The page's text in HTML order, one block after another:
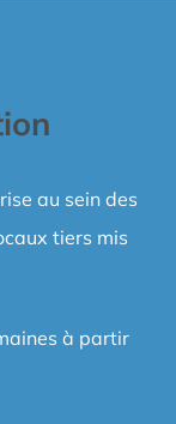
au sein des
tiers mis
à partir